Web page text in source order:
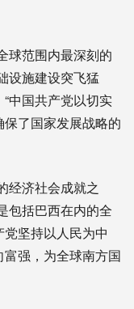
球范围内最深刻的
设施建设突飞猛
中国共产党以切实
了国家发展战略的
经济社会成就之
包括巴西在内的全
坚持以人民为中
强，为全球南方国